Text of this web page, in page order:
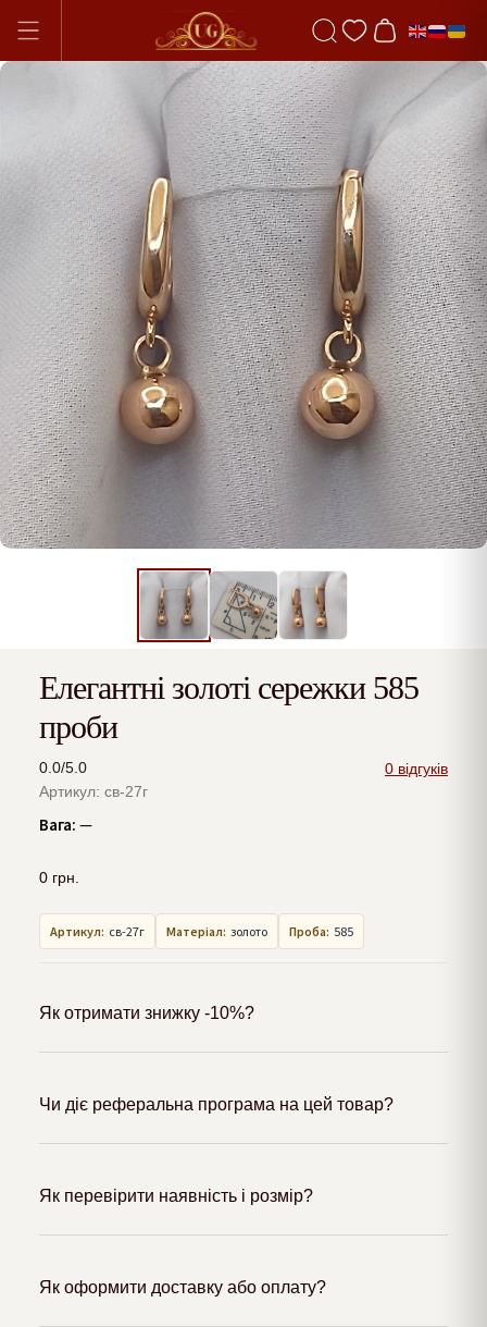
Елегантні золоті сережки 585
проби
0.0/5.0
0 відгуків
Артикул: св-27г
Вага: —
0 грн.
Артикул: св-27г Матеріал: золото Проба: 585
Як отримати знижку -10%?
Чи діє реферальна програма на цей товар?
Як перевірити наявність і розмір?
Як оформити доставку або оплату?